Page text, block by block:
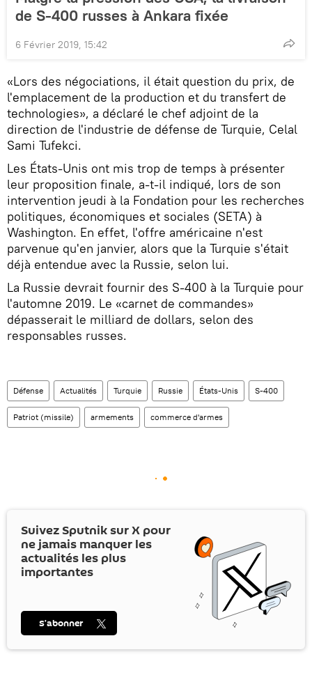
de S-400 russes à Ankara fixée
6 Février 2019, 15:42
«Lors des négociations, il était question du prix, de
l'emplacement de la production et du transfert de
technologies», a déclaré le chef adjoint de la
direction de l'industrie de défense de Turquie, Celal
Sami Tufekci.
Les États-Unis ont mis trop de temps à présenter
leur proposition finale, a-t-il indiqué, lors de son
intervention jeudi à la Fondation pour les recherches
politiques, économiques et sociales (SETA) à
Washington. En effet, l'offre américaine n'est
parvenue qu'en janvier, alors que la Turquie s'était
déjà entendue avec la Russie, selon lui.
La Russie devrait fournir des S-400 à la Turquie pour
l'automne 2019. Le «carnet de commandes»
dépasserait le milliard de dollars, selon des
responsables russes.
Défense Actualités Turquie Russie États-Unis S-400
Patriot (missile) armements commerce d'armes
Suivez Sputnik surX pour
ne jamais manquer les
actualités les plus
importantes
S’abonner